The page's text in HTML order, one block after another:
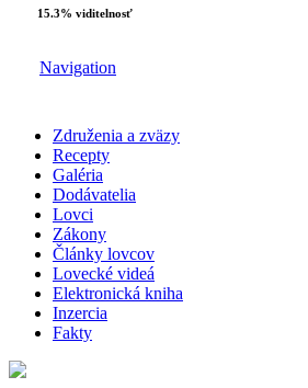
15.3% viditelnosť
Navigation
Združenia a zväzy
Recepty
Galéria
Dodávatelia
Lovci
Zákony
Články lovcov
Lovecké videá
Elektronická kniha
Inzercia
Fakty